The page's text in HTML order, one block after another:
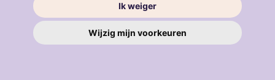
Ik weiger
Wijzig mijn voorkeuren